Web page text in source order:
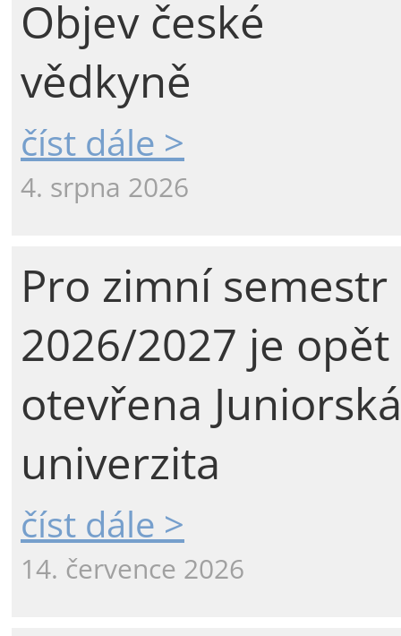
Objev české
vědkyně
číst dále >
4. srpna 2026
Pro zimní semestr
2026/2027 je opět
otevřena Juniorská
univerzita
číst dále >
14. července 2026